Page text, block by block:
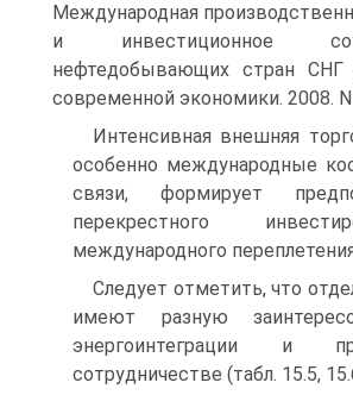
Международная
и инвестиционное
нефтедобывающих стран
современной экономики. 2008. N
Интенсивная внешняя
особенно международные
связи, формирует
перекрестного
международного
Следует отметить, что
имеют разную
энергоинтеграции и
сотрудничестве (табл. 15.5,